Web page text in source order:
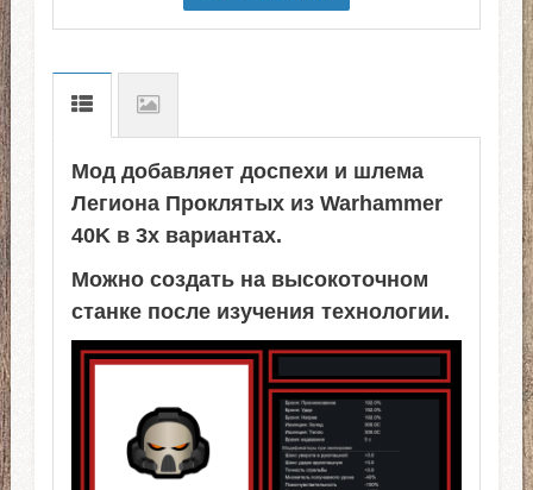
Мод добавляет доспехи и шлема
Легиона Проклятых из Warhammer
40K в 3х вариантах.
Можно создать на высокоточном
станке после изучения технологии.